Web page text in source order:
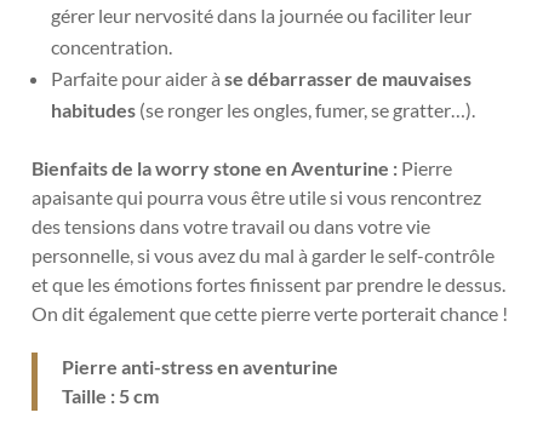
gérer leur nervosité dans la journée ou faciliter leur
concentration.
Parfaite pour aider àse débarrasser de mauvaises
habitudes (se ronger les ongles, fumer, se gratter…).
Bienfaits de la worry stone en Aventurine : Pierre
apaisante qui pourra vous être utile si vous rencontrez
des tensions dans votre travail ou dans votre vie
personnelle, si vous avez du mal à garder le self-contrôle
et que les émotions fortes finissent par prendre le dessus.
On dit également que cette pierre verte porterait chance !
Pierre anti-stress en aventurine
Taille : 5 cm